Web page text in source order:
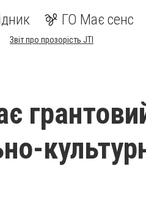
ГО Має сенс
Звіт про прозорість JTI